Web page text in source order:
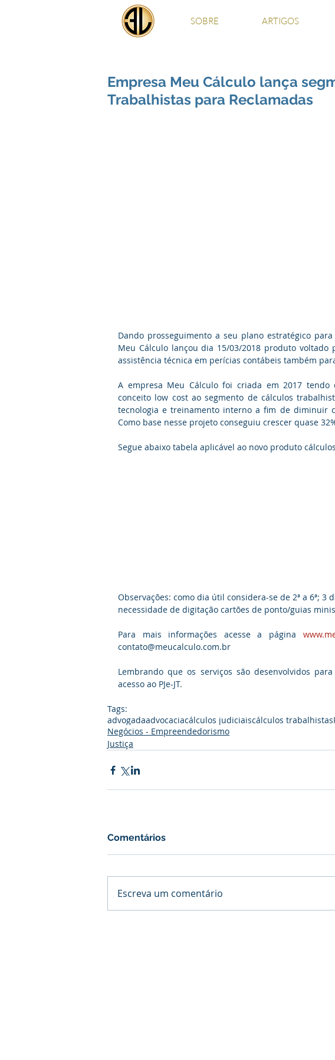
SOBRE ARTIGOS
Empresa Meu Cálculo lança
Trabalhistas para Reclamadas
Dando prosseguimento a seu plano estratégico
Meu Cálculo lançou dia 15/03/2018 produto
assistência técnica em perícias contábeis também
A empresa Meu Cálculo foi criada em 2017
conceito low cost ao segmento de cálculos
tecnologia e treinamento interno a fim de diminuir
Como base nesse projeto conseguiu crescer quase
Segue abaixo tabela aplicável ao novo produto
Observações: como dia útil considera-se de 2ª a 6ª; 3
necessidade de digitação cartões de ponto/guias
Para mais informações acesse a página
contato@meucalculo.com.br
Lembrando que os serviços são desenvolvidos
acesso ao PJe-JT.
Tags:
advogadaadvocaciacálculos judiciaiscálculos trabalhistas
Negócios - Empreendedorismo
Justiça
Comentários
Escreva um comentário